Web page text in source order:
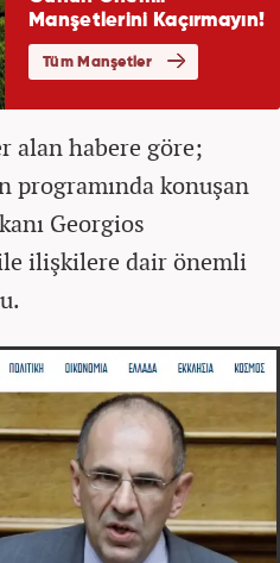
alan habere göre;
programında konuşan
Georgios
ilişkilere dair önemli